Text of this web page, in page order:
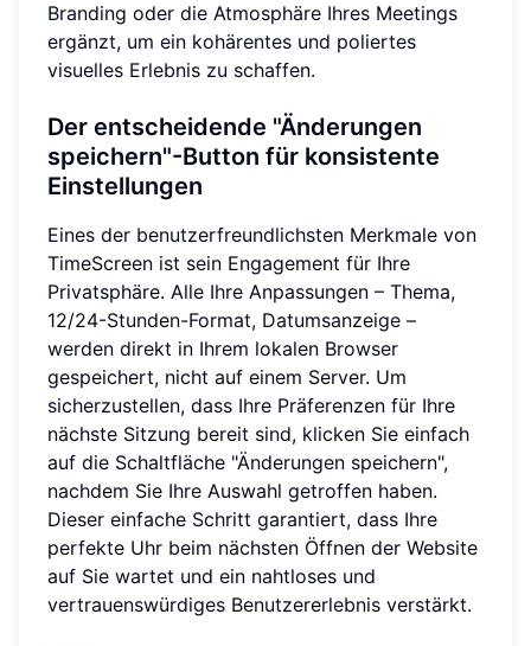
Branding oder die Atmosphäre Ihres Meetings
ergänzt, um ein kohärentes und poliertes
visuelles Erlebnis zu schaffen.
Der entscheidende "Änderungen
speichern"-Button für konsistente
Einstellungen
Eines der benutzerfreundlichsten Merkmale von
TimeScreen ist sein Engagement für Ihre
Privatsphäre. Alle Ihre Anpassungen – Thema,
12/24-Stunden-Format, Datumsanzeige –
werden direkt in Ihrem lokalen Browser
gespeichert, nicht auf einem Server. Um
sicherzustellen, dass Ihre Präferenzen für Ihre
nächste Sitzung bereit sind, klicken Sie einfach
auf die Schaltfläche "Änderungen speichern",
nachdem Sie Ihre Auswahl getroffen haben.
Dieser einfache Schritt garantiert, dass Ihre
perfekte Uhr beim nächsten Öffnen der Website
auf Sie wartet und ein nahtloses und
vertrauenswürdiges Benutzererlebnis verstärkt.